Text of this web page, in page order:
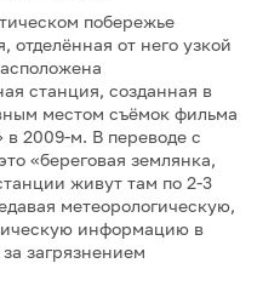
побережье
отделённая от него узкой
станция, созданная в
местом съёмок фильма
в 2009-м. В переводе с
«береговая землянка,
живут там по 2-3
метеорологическую,
информацию в
загрязнением